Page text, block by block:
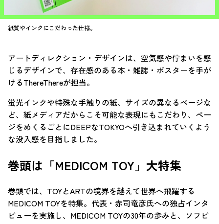
紙質やインクにこだわった仕様。
アートディレクション・デザインは、空気感や佇まいを感
じるデザインで、存在感のある本・雑誌・ポスターを手が
けるThereThereが担当。
蛍光インクや特殊な手触りの紙、サイズの異なるページな
ど、紙メディアだからこそ可能な表現にもこだわり、ペー
ジをめくるごとにDEEPなTOKYOへ引き込まれていくよう
な没入感を目指しました。
巻頭は「MEDICOM TOY」大特集
巻頭では、TOYとARTの境界を越えて世界へ飛躍する
MEDICOM TOYを特集。代表・赤司竜彦氏への独占インタ
ビューを実施し、MEDICOM TOYの30年の歩みと、ソフビ